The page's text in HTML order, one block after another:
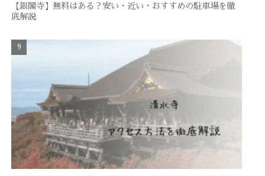
【銀閣寺】無料はある？安い・近い・おすすめの駐車場を徹
底解説